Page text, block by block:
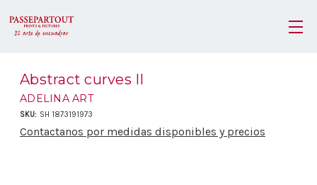
Abstract curves II
ADELINA ART
SKU: SH 1873191973
Contactanos por medidas disponibles y precios